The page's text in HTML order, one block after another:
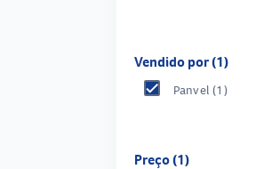
Vendido por (1)
Panvel (1)
Preço (1)